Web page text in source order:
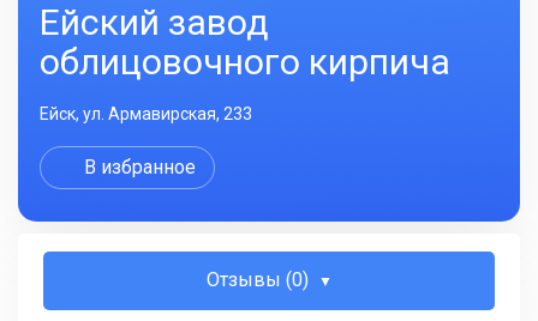
Ейский завод
облицовочного кирпича
Ейск, ул. Армавирская, 233
В избранное
Отзывы (0)